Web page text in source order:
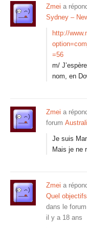
Zmei a
Sydney –
http://
=56
m/
nom, en
Zmei a
forum
Je suis
Mais je ne
Zmei a
Quel
dans le forum
il y a 18 ans